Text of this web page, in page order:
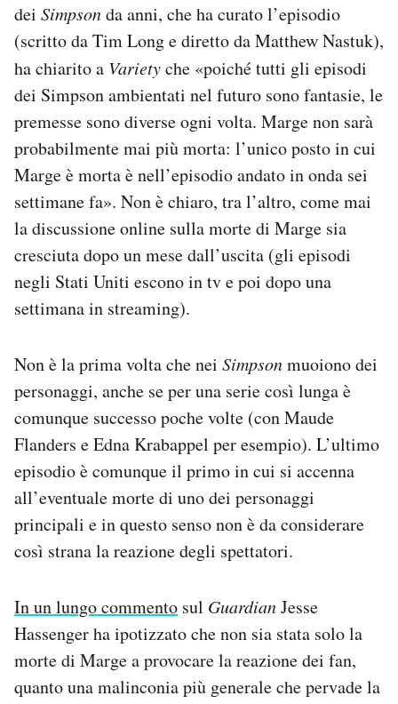
dei Simpsonda anni, che ha curato l’episodio
(scritto da Tim Long e diretto da Matthew Nastuk),
ha chiarito a Varietyche «poiché tutti gli episodi
dei Simpson ambientati nel futuro sono fantasie, le
premesse sono diverse ogni volta. Marge non sarà
probabilmente mai più morta: l’unico posto in cui
Marge è morta è nell’episodio andato in onda sei
settimane fa». Non è chiaro, tra l’altro, come mai
la discussione online sulla morte di Marge sia
cresciuta dopo un mese dall’uscita (gli episodi
negli Stati Uniti escono in tv e poi dopo una
settimana in streaming).
Non è la prima volta che nei Simpsonmuoiono dei
personaggi, anche se per una serie così lunga è
comunque successo poche volte (con Maude
Flanders e Edna Krabappel per esempio). L’ultimo
episodio è comunque il primo in cui si accenna
all’eventuale morte di uno dei personaggi
principali e in questo senso non è da considerare
così strana la reazione degli spettatori.
In un lungo commento sul GuardianJesse
Hassenger ha ipotizzato che non sia stata solo la
morte di Marge a provocare la reazione dei fan,
quanto una malinconia più generale che pervade la